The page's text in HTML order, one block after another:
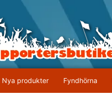
Nya produkter Fyndhörna